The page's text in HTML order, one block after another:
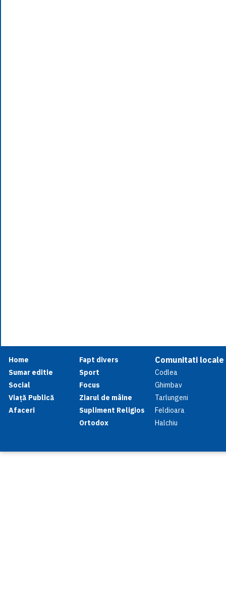
Home
Sumar editie
Social
Viață Publică
Afaceri
Fapt divers
Sport
Focus
Ziarul de mâine
Supliment Religios
Ortodox
Comunitati locale
Codlea
Ghimbav
Tarlungeni
Feldioara
Halchiu